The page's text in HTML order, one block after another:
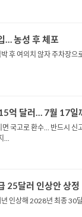
… 농성 후 체포
후 여의치 않자 주차장
억 달러… 7월 17일
면 국고로 환수… 반드시
...
25달러 인상안 상정
인상해 2028년 최종 30